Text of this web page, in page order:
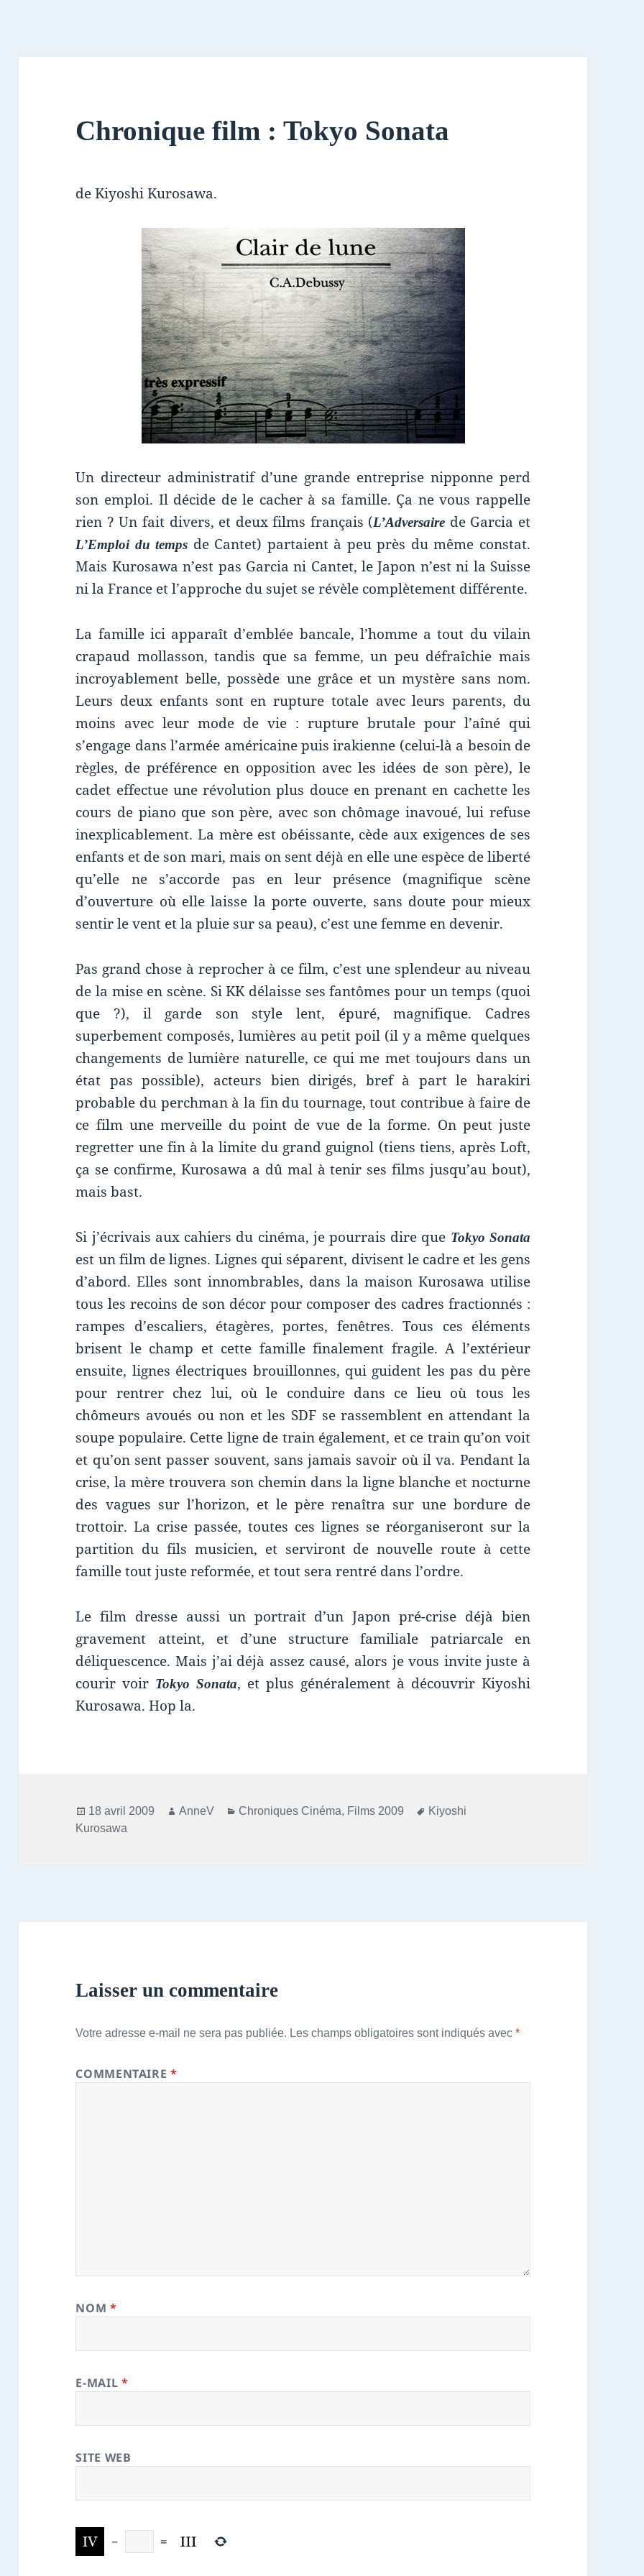
Chronique film : Tokyo Sonata
de Kiyoshi Kurosawa.
Un directeur administratif d’une grande entreprise nipponne perd
son emploi. Il décide de le cacher à sa famille. Ça ne vous rappelle
rien ? Un fait divers, et deux films français (L’Adversaire de Garcia et
L’Emploi du temps de Cantet) partaient à peu près du même constat.
Mais Kurosawa n’est pas Garcia ni Cantet, le Japon n’est ni la Suisse
ni la France et l’approche du sujet se révèle complètement différente.
La famille ici apparaît d’emblée bancale, l’homme a tout du vilain
crapaud mollasson, tandis que sa femme, un peu défraîchie mais
incroyablement belle, possède une grâce et un mystère sans nom.
Leurs deux enfants sont en rupture totale avec leurs parents, du
moins avec leur mode de vie : rupture brutale pour l’aîné qui
s’engage dans l’armée américaine puis irakienne (celui-là a besoin de
règles, de préférence en opposition avec les idées de son père), le
cadet effectue une révolution plus douce en prenant en cachette les
cours de piano que son père, avec son chômage inavoué, lui refuse
inexplicablement. La mère est obéissante, cède aux exigences de ses
enfants et de son mari, mais on sent déjà en elle une espèce de liberté
qu’elle ne s’accorde pas en leur présence (magnifique scène
d’ouverture où elle laisse la porte ouverte, sans doute pour mieux
sentir le vent et la pluie sur sa peau), c’est une femme en devenir.
Pas grand chose à reprocher à ce film, c’est une splendeur au niveau
de la mise en scène. Si KK délaisse ses fantômes pour un temps (quoi
que ?), il garde son style lent, épuré, magnifique. Cadres
superbement composés, lumières au petit poil (il y a même quelques
changements de lumière naturelle, ce qui me met toujours dans un
état pas possible), acteurs bien dirigés, bref à part le harakiri
probable du perchman à la fin du tournage, tout contribue à faire de
ce film une merveille du point de vue de la forme. On peut juste
regretter une fin à la limite du grand guignol (tiens tiens, après Loft,
ça se confirme, Kurosawa a dû mal à tenir ses films jusqu’au bout),
mais bast.
Si j’écrivais aux cahiers du cinéma, je pourrais dire que Tokyo Sonata
est un film de lignes. Lignes qui séparent, divisent le cadre et les gens
d’abord. Elles sont innombrables, dans la maison Kurosawa utilise
tous les recoins de son décor pour composer des cadres fractionnés :
rampes d’escaliers, étagères, portes, fenêtres. Tous ces éléments
brisent le champ et cette famille finalement fragile. A l’extérieur
ensuite, lignes électriques brouillonnes, qui guident les pas du père
pour rentrer chez lui, où le conduire dans ce lieu où tous les
chômeurs avoués ou non et les SDF se rassemblent en attendant la
soupe populaire. Cette ligne de train également, et ce train qu’on voit
et qu’on sent passer souvent, sans jamais savoir où il va. Pendant la
crise, la mère trouvera son chemin dans la ligne blanche et nocturne
des vagues sur l’horizon, et le père renaîtra sur une bordure de
trottoir. La crise passée, toutes ces lignes se réorganiseront sur la
partition du fils musicien, et serviront de nouvelle route à cette
famille tout juste reformée, et tout sera rentré dans l’ordre.
Le film dresse aussi un portrait d’un Japon pré-crise déjà bien
gravement atteint, et d’une structure familiale patriarcale en
déliquescence. Mais j’ai déjà assez causé, alors je vous invite juste à
courir voir Tokyo Sonata, et plus généralement à découvrir Kiyoshi
Kurosawa. Hop la.
Publié
le
18 avril 2009 Auteur
AnneV Catégories
Chroniques Cinéma, Films 2009
Mots-
Kiyoshi
Kurosawa
Laisser un commentaire
Votre adresse e-mail ne sera pas publiée. Les champs obligatoires sont indiqués avec*
COMMENTAIRE*
NOM *
E-MAIL *
SITE WEB
− =